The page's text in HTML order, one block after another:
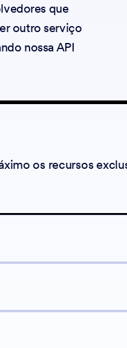
que
outro serviço
nossa API
os recursos
API.
usando JavaScript.